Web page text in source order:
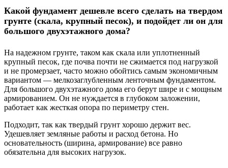
Какой фундамент дешевле всего сделать на твердом
грунте (скала, крупный песок), и подойдет ли он для
большого двухэтажного дома?
На надежном грунте, таком как скала или уплотненный
крупный песок, где почва почти не сжимается под нагрузкой
и не промерзает, часто можно обойтись самым экономичным
вариантом — мелкозаглубленным ленточным фундаментом.
Для большого двухэтажного дома его берут шире и с мощным
армированием. Он не нуждается в глубоком заложении,
работает как жесткая опора по периметру стен.
Подходит, так как твердый грунт хорошо держит вес.
Удешевляет земляные работы и расход бетона. Но
основательность (ширина, армирование) все равно
обязательна для высоких нагрузок.